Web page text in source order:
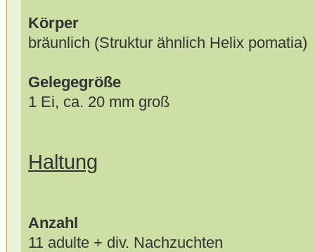
Körper
bräunlich (Struktur ähnlich Helix pomatia)
Gelegegröße
1 Ei, ca. 20 mm groß
Haltung
Anzahl
11 adulte + div. Nachzuchten